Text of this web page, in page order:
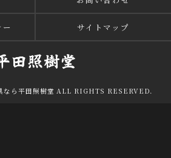
サイトマップ
なら平田照樹堂 ALL RIGHTS RESERVED.